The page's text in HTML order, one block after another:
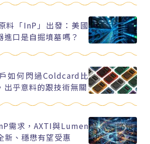
料「InP」出發：美國
進口是自掘墳墓嗎？
如何閃過Coldcard比
出乎意料的跟技術無關
需求，AXTI與Lumen
、穩懋有望受惠